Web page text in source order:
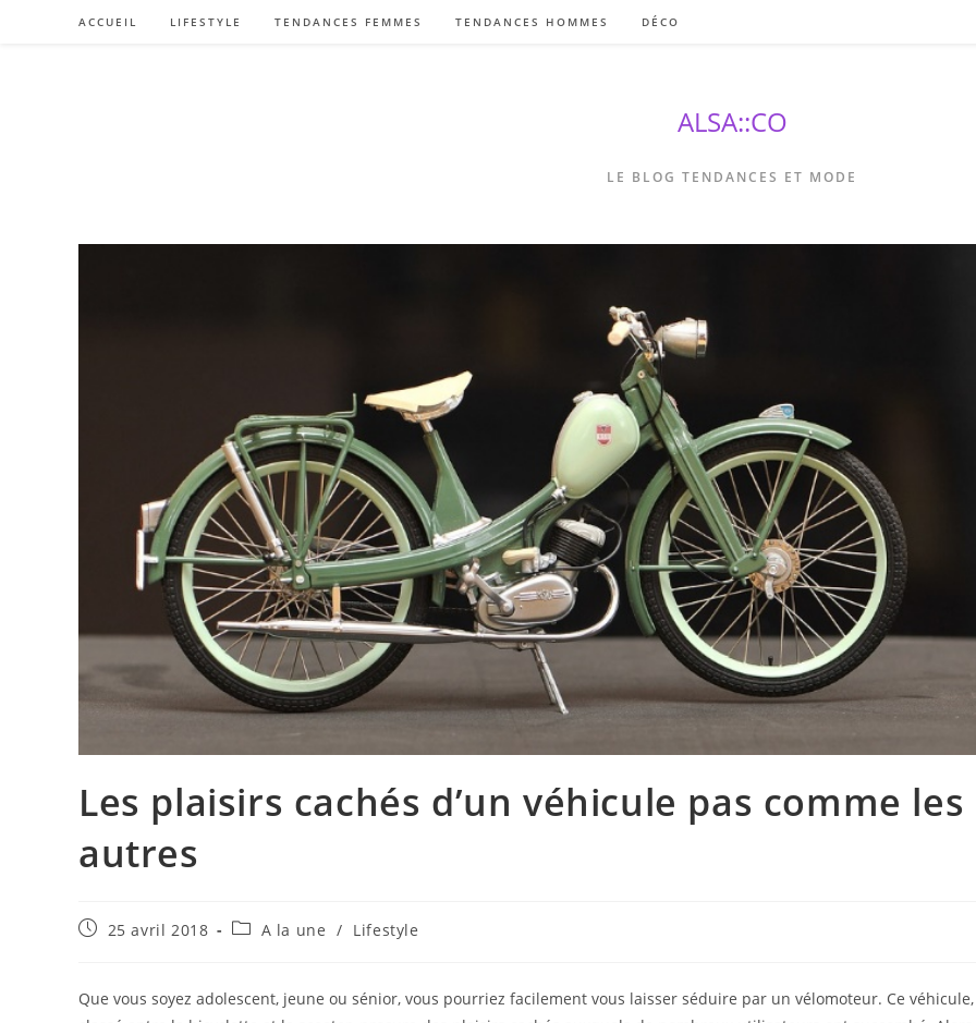
ACCUEIL LIFESTYLE TENDANCES FEMMES TENDANCES HOMMES DÉCO
ALSA::CO
LE BLOG TENDANCES ET MODE
Les plaisirs cachés d’un véhicule pas comme les
autres
Publication
25 avril 2018
PostA la une / Lifestyle
Que vous soyez adolescent, jeune ou sénior, vous pourriez facilement vous laisser séduire par un vélomoteur. Ce véhicule,